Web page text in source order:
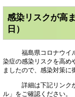
感染リスクが高
日）
福島県コロナウイル
染症の感染リスクを高め
ましたので、感染対策に
詳細は下記リンクか
ル」をご確認ください。